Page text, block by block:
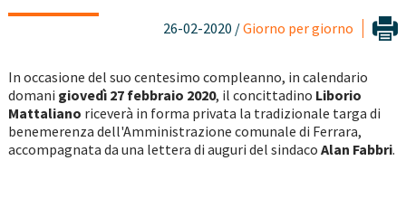
26-02-2020 /Giorno per giorno
In occasione del suo centesimo compleanno, in calendario
domani giovedì 27 febbraio 2020, il concittadino Liborio
Mattaliano riceverà in forma privata la tradizionale targa di
benemerenza dell'Amministrazione comunale di Ferrara,
accompagnata da una lettera di auguri del sindaco Alan Fabbri.